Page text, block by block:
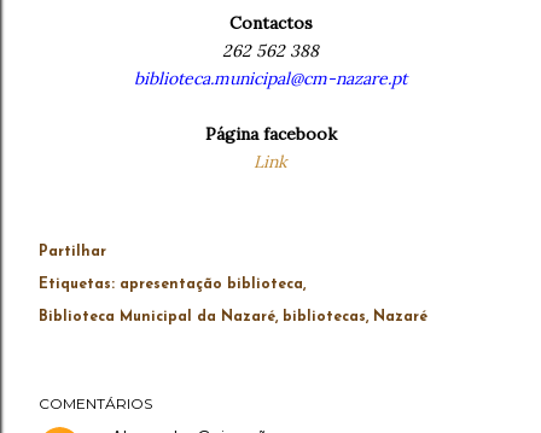
Contactos
262 562 388
biblioteca.municipal@cm-nazare.pt
Página facebook
Link
Partilhar
Etiquetas: apresentação biblioteca
Biblioteca Municipal da Nazaré bibliotecas Nazaré
COMENTÁRIOS